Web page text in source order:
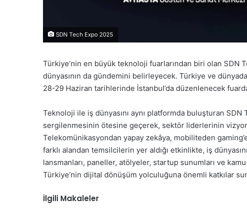
SDN Tech Expo 2025
Türkiye’nin en büyük teknoloji fuarlarından biri olan SDN
dünyasının da gündemini belirleyecek. Türkiye ve
28-29 Haziran tarihlerinde İstanbul’da düzenlenecek
Teknoloji ile iş dünyasını aynı platformda buluşturan
sergilenmesinin ötesine geçerek, sektör liderlerinin
Telekomünikasyondan yapay zekâya, mobiliteden
farklı alandan temsilcilerin yer aldığı etkinlikte, iş
lansmanları, paneller, atölyeler, startup sunumları ve
Türkiye’nin dijital dönüşüm yolculuğuna önemli katkılar
İlgili Makaleler